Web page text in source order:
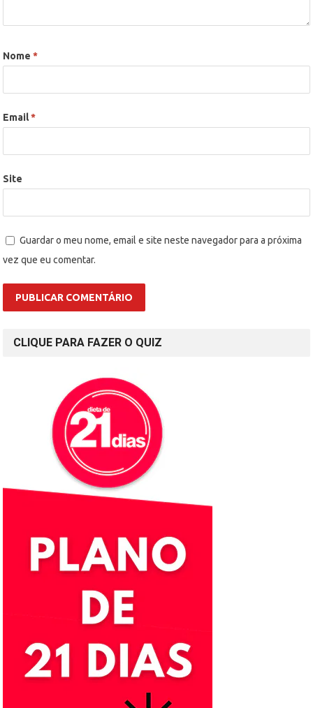
Nome*
Email*
Site
Guardar o meu nome, email e site neste navegador para a próxima
vez que eu comentar.
CLIQUE PARA FAZER O QUIZ